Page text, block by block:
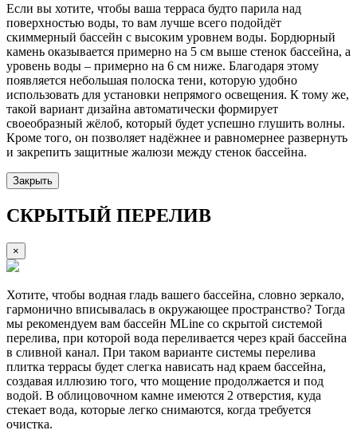
Если вы хотите, чтобы ваша терраса будто парила над
поверхностью воды, то вам лучше всего подойдёт
скиммерный бассейн с высоким уровнем воды. Бордюрный
камень оказывается примерно на 5 см выше стенок бассейна, а
уровень воды – примерно на 6 см ниже. Благодаря этому
появляется небольшая полоска тени, которую удобно
использовать для установки непрямого освещения. К тому же,
такой вариант дизайна автоматически формирует
своеобразный жёлоб, который будет успешно глушить волны.
Кроме того, он позволяет надёжнее и равномернее развернуть
и закрепить защитные жалюзи между стенок бассейна.
Закрыть
СКРЫТЫЙ ПЕРЕЛИВ
×
Хотите, чтобы водная гладь вашего бассейна, словно зеркало,
гармонично вписывалась в окружающее пространство? Тогда
мы рекомендуем вам бассейн MLine со скрытой системой
перелива, при которой вода переливается через край бассейна
в сливной канал. При таком варианте системы перелива
плитка террасы будет слегка нависать над краем бассейна,
создавая иллюзию того, что мощение продолжается и под
водой. В облицовочном камне имеются 2 отверстия, куда
стекает вода, которые легко снимаются, когда требуется
очистка.